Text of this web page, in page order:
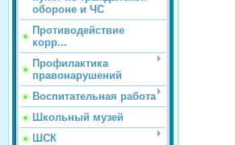
обороне и ЧС
Противодействие
корр...
Профилактика
правонарушений
Воспитательная работа
Школьный музей
ШСК